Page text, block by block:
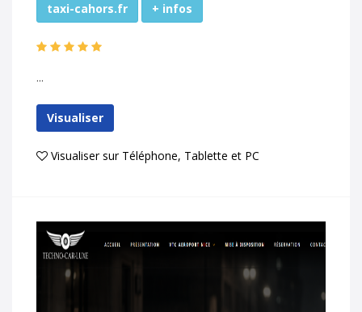
taxi-cahors.fr + infos
...
Visualiser
Visualiser sur Téléphone, Tablette et PC